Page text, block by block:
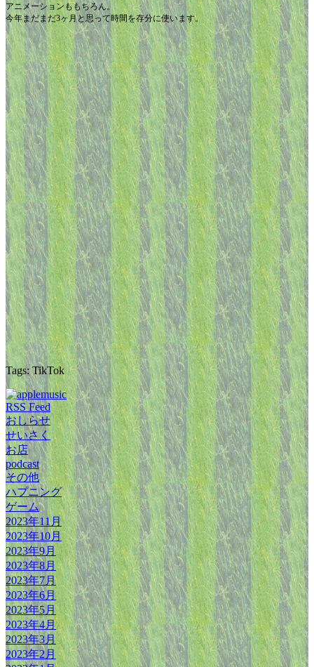
アニメーションももちろん。
今年まだまだ3ヶ月と思って時間を存分に使います。
Tags: TikTok
RSS Feed
おしらせ
せいさく
お店
podcast
その他
ハプニング
ゲーム
2023年11月
2023年10月
2023年9月
2023年8月
2023年7月
2023年6月
2023年5月
2023年4月
2023年3月
2023年2月